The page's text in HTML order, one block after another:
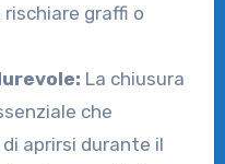
graffi o
La chiusura
che
aprirsi durante il